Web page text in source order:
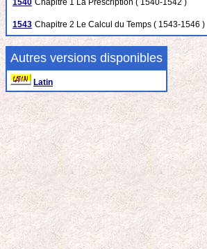
1540 Chapitre 1 La Prescription ( 1540-1542 )
1543 Chapitre 2 Le Calcul du Temps ( 1543-1546 )
Autres versions disponibles
Latin